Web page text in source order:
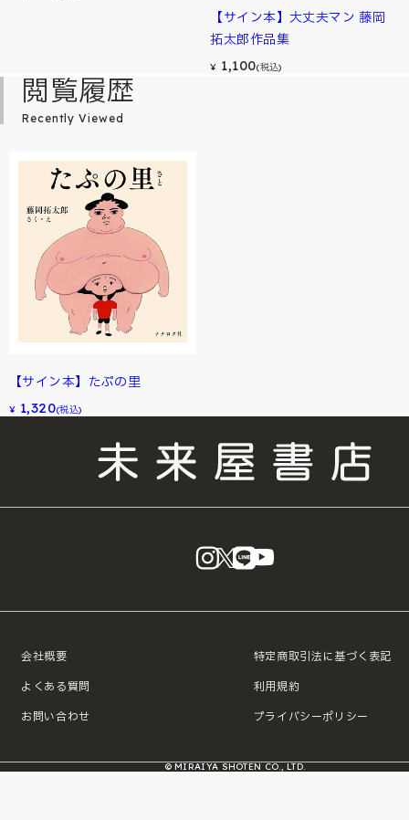
【サイン本】大丈夫マン 藤岡
拓太郎作品集
¥ 1,100(税込)
閲覧履歴
Recently Viewed
【サイン本】たぷの里
¥ 1,320(税込)
instagram
X LINE
会社概要
よくある質問
お問い合わせ
特定商取引法に基づく表記
利用規約
プライバシーポリシー
© MIRAIYA SHOTEN CO., LTD.